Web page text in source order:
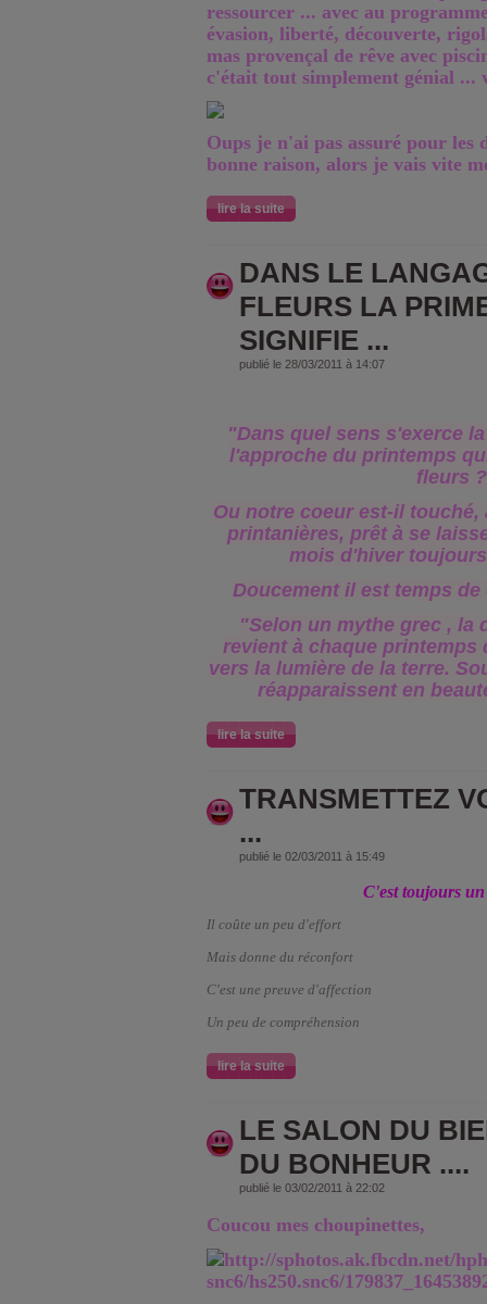
ressourcer ... avec au
évasion, liberté, découverte,
mas provençal de rêve avec
c'était tout simplement génial ...
Oups je n'ai pas assuré pour les
bonne raison, alors je vais vite
lire la suite
DANS LE
FLEURS LA
SIGNIFIE ...
publié le 28/03/2011 à 14:07
"Dans quel sens s'exerce
l'approche du printemps
fleurs ?
Ou notre coeur est-il
printanières, prêt à se
mois d'hiver
Doucement il est temps
"Selon un mythe grec , la
revient à chaque printemps
vers la lumière de la terre.
réapparaissent en
lire la suite
TRANSMETTEZ
...
publié le 02/03/2011 à 15:49
C'est toujours un
Il coûte un peu d'effort
Mais donne du réconfort
C'est une preuve d'affection
Un peu de compréhension
lire la suite
LE SALON DU
DU BONHEUR ....
publié le 03/02/2011 à 22:02
Coucou mes choupinettes,